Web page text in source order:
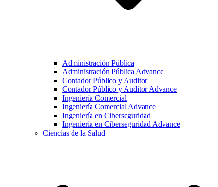
Administración Pública
Administración Pública Advance
Contador Público y Auditor
Contador Público y Auditor Advance
Ingeniería Comercial
Ingeniería Comercial Advance
Ingeniería en Ciberseguridad
Ingeniería en Ciberseguridad Advance
Ciencias de la Salud